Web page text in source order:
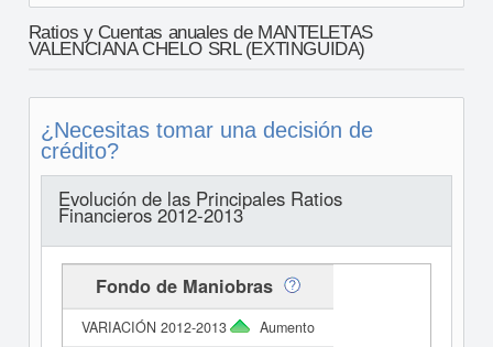
Ratios y Cuentas anuales de MANTELETAS
VALENCIANA CHELO SRL (EXTINGUIDA)
¿Necesitas tomar una decisión de
crédito?
Evolución de las Principales Ratios
Financieros 2012-2013
Fondo de Maniobras
Aumento